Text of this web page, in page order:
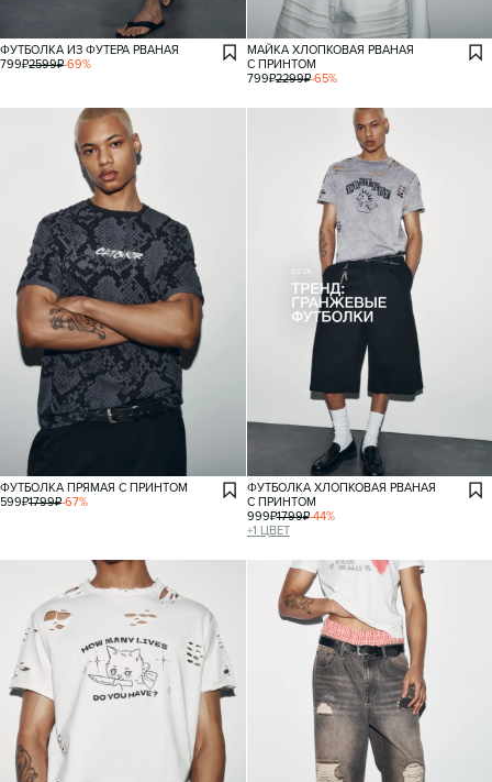
ФУТБОЛКА ИЗ ФУТЕРА РВАНАЯ
799₽2599₽-69%
МАЙКА ХЛОПКОВАЯ РВАНАЯ
С ПРИНТОМ
799₽2299₽-65%
ФУТБОЛКА ПРЯМАЯ С ПРИНТОМ
599₽1799₽-67%
ФУТБОЛКА ХЛОПКОВАЯ РВАНАЯ
С ПРИНТОМ
999₽1799₽-44%
+1 ЦВЕТ